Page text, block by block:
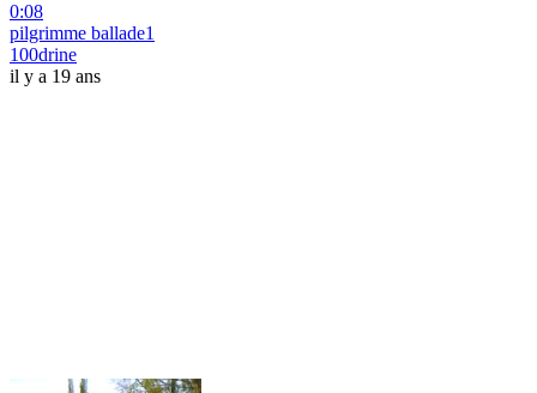
0:08
pilgrimme ballade1
100drine
il y a 19 ans